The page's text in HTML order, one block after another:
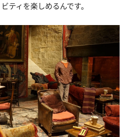
ティを楽しめるんです。